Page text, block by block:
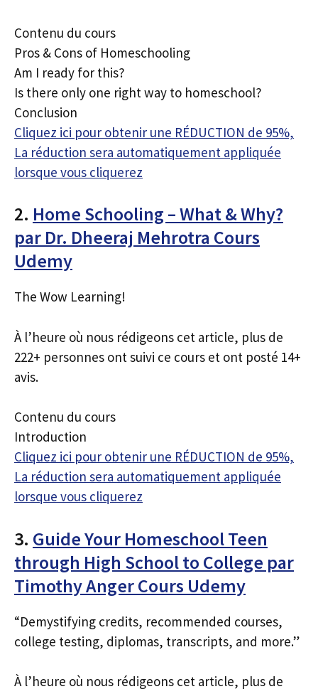
Contenu du cours
Pros & Cons of Homeschooling
Am I ready for this?
Is there only one right way to homeschool?
Conclusion
Cliquez ici pour obtenir une RÉDUCTION de 95%,
La réduction sera automatiquement appliquée
lorsque vous cliquerez
2. Home Schooling – What & Why?
par Dr. Dheeraj Mehrotra Cours
Udemy
The Wow Learning!
À l’heure où nous rédigeons cet article, plus de
222+ personnes ont suivi ce cours et ont posté 14+
avis.
Contenu du cours
Introduction
Cliquez ici pour obtenir une RÉDUCTION de 95%,
La réduction sera automatiquement appliquée
lorsque vous cliquerez
3. Guide Your Homeschool Teen
through High School to College par
Timothy Anger Cours Udemy
“Demystifying credits, recommended courses,
college testing, diplomas, transcripts, and more.”
À l’heure où nous rédigeons cet article, plus de